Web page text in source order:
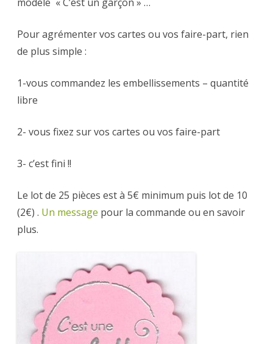
Pour agrémenter vos cartes ou vos faire-part, rien
de plus simple :
1-vous commandez les embellissements – quantité
libre
2- vous fixez sur vos cartes ou vos faire-part
3- c’est fini !!
Le lot de 25 pièces est à 5€ minimum puis lot de 10
(2€) . Un message pour la commande ou en savoir
plus.